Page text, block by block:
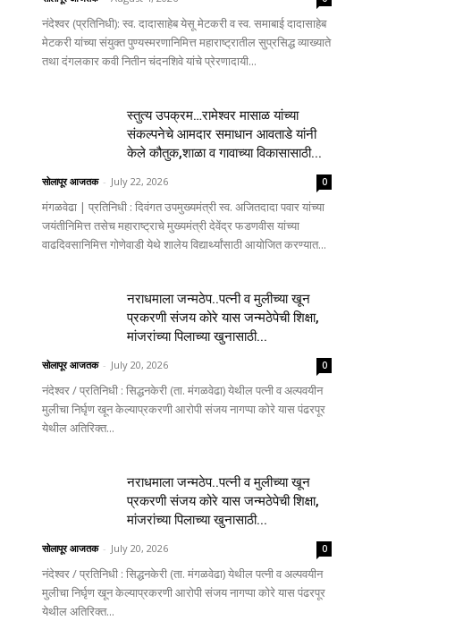
नंदेश्वर (प्रतिनिधी): स्व. दादासाहेब येसू मेटकरी व स्व. समाबाई दादासाहेब
मेटकरी यांच्या संयुक्त पुण्यस्मरणानिमित्त महाराष्ट्रातील सुप्रसिद्ध व्याख्याते
तथा दंगलकार कवी नितीन चंदनशिवे यांचे प्रेरणादायी...
स्तुत्य उपक्रम…रामेश्वर मासाळ यांच्या
संकल्पनेचे आमदार समाधान आवताडे यांनी
केले कौतुक,शाळा व गावाच्या विकासासाठी...
सोलापूर आजतक - July 22, 2026 0
मंगळवेढा | प्रतिनिधी : दिवंगत उपमुख्यमंत्री स्व. अजितदादा पवार यांच्या
जयंतीनिमित्त तसेच महाराष्ट्राचे मुख्यमंत्री देवेंद्र फडणवीस यांच्या
वाढदिवसानिमित्त गोणेवाडी येथे शालेय विद्यार्थ्यांसाठी आयोजित करण्यात...
नराधमाला जन्मठेप..पत्नी व मुलीच्या खून
प्रकरणी संजय कोरे यास जन्मठेपेची शिक्षा,
मांजरांच्या पिलाच्या खुनासाठी...
सोलापूर आजतक - July 20, 2026 0
नंदेश्वर / प्रतिनिधी : सिद्धनकेरी (ता. मंगळवेढा) येथील पत्नी व अल्पवयीन
मुलीचा निर्घृण खून केल्याप्रकरणी आरोपी संजय नागप्पा कोरे यास पंढरपूर
येथील अतिरिक्त...
नराधमाला जन्मठेप..पत्नी व मुलीच्या खून
प्रकरणी संजय कोरे यास जन्मठेपेची शिक्षा,
मांजरांच्या पिलाच्या खुनासाठी...
सोलापूर आजतक - July 20, 2026 0
नंदेश्वर / प्रतिनिधी : सिद्धनकेरी (ता. मंगळवेढा) येथील पत्नी व अल्पवयीन
मुलीचा निर्घृण खून केल्याप्रकरणी आरोपी संजय नागप्पा कोरे यास पंढरपूर
येथील अतिरिक्त...